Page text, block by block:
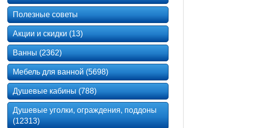
Полезные советы
Акции и скидки (13)
Ванны (2362)
Мебель для ванной (5698)
Душевые кабины (788)
Душевые уголки, ограждения, поддоны
(12313)